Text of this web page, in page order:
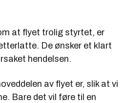
at flyet trolig styrtet, er
De ønsker et klart
hendelsen.
av flyet er, slik at vi
Bare det vil føre til en